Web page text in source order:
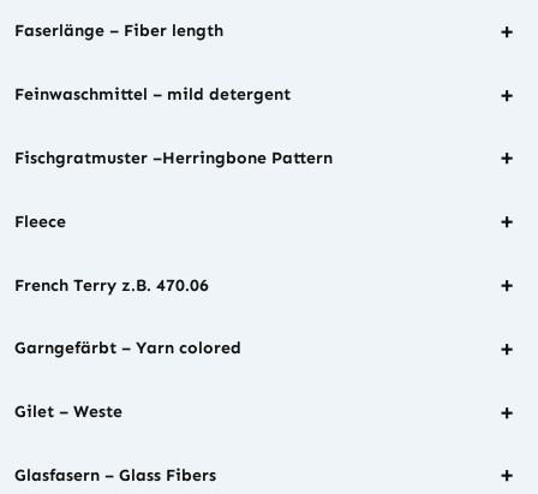
Faserlänge – Fiber length +
Feinwaschmittel – mild detergent +
Fischgratmuster –Herringbone Pattern +
Fleece +
French Terry z.B. 470.06 +
Garngefärbt – Yarn colored +
Gilet – Weste +
Glasfasern – Glass Fibers +